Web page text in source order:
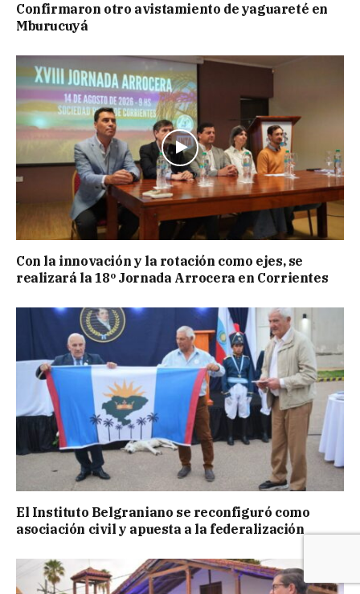
Confirmaron otro avistamiento de yaguareté en
Mburucuyá
Con la innovación y la rotación como ejes, se
realizará la 18º Jornada Arrocera en Corrientes
El Instituto Belgraniano se reconfiguró como
asociación civil y apuesta a la federalización